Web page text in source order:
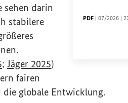
DATEITYP
PDF |07/2026 |
aufrufen)
sehen darin
stabilere
Eintrag zum Begriff aufrufen)
(Externer Link)
; Jäger 2025(Externer Link)
)
fairen
Begriff aufrufen)
die globale Entwicklung.